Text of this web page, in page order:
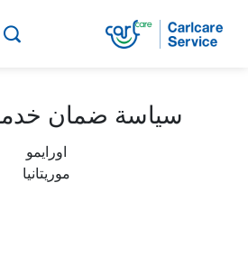
سياسة ضمان
اورايمو
موريتانيا